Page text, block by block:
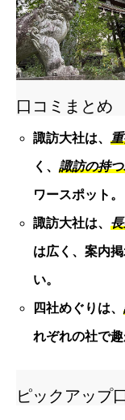
口コミまとめ
諏訪大社は、
く、 諏訪の持
ワースポット。
諏訪大社は、
は広く、案内
い。
四社めぐりは、
れぞれの社で趣
ピックアップ